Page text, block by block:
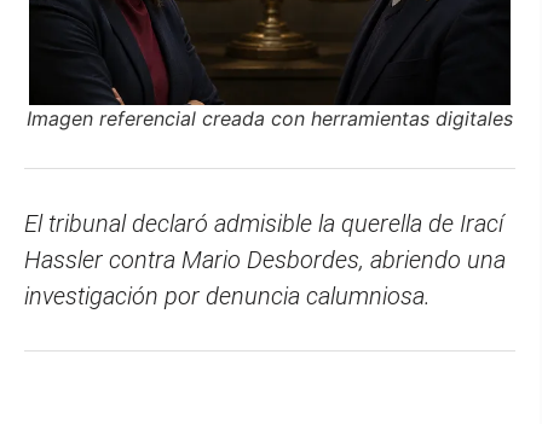
Imagen referencial creada con herramientas digitales
El tribunal declaró admisible la querella de Irací
Hassler contra Mario Desbordes, abriendo una
investigación por denuncia calumniosa.